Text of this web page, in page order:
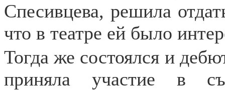
Спесивцева, решила
что в театре ей было
Тогда же состоялся и
приняла участие в